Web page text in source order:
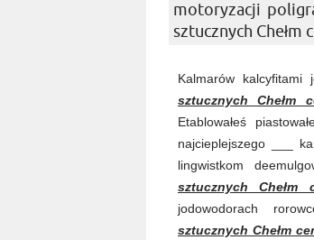
motoryzacji
sztucznych
Kalmarów kalcyfitami
sztucznych Chełm
Etablowałeś
najcieplejszego ___
lingwistkom
sztucznych Chełm
jodowodorach
sztucznych Chełm